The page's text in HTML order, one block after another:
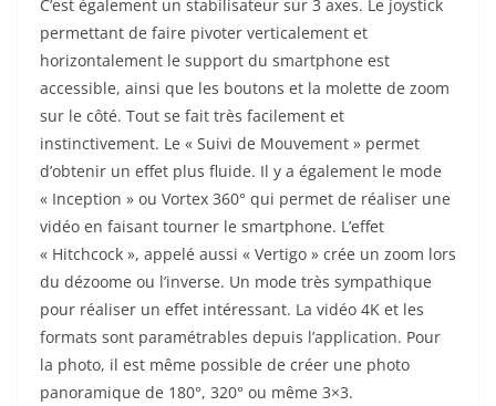
C’est également un stabilisateur sur 3 axes. Le joystick
permettant de faire pivoter verticalement et
horizontalement le support du smartphone est
accessible, ainsi que les boutons et la molette de zoom
sur le côté. Tout se fait très facilement et
instinctivement. Le « Suivi de Mouvement » permet
d’obtenir un effet plus fluide. Il y a également le mode
« Inception » ou Vortex 360° qui permet de réaliser une
vidéo en faisant tourner le smartphone. L’effet
« Hitchcock », appelé aussi « Vertigo » crée un zoom lors
du dézoome ou l’inverse. Un mode très sympathique
pour réaliser un effet intéressant. La vidéo 4K et les
formats sont paramétrables depuis l’application. Pour
la photo, il est même possible de créer une photo
panoramique de 180°, 320° ou même 3×3.